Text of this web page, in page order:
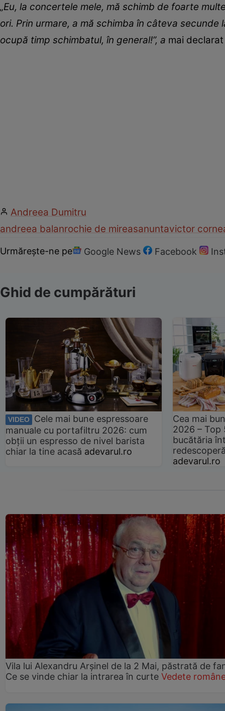
„Eu, la concertele mele, mă schimb de foarte
ori. Prin urmare, a mă schimba în câteva
ocupă timp schimbatul, în general!”, a mai
Andreea Dumitru
andreea balanrochie de mireasanuntavictor
Urmărește-ne pe Google News Facebook
Ghid de cumpărături
VIDEO
Cele mai bune espressoare
manuale cu portafiltru 2026: cum
obții un espresso de nivel barista
chiar la tine acasă adevarul.ro
Cea mai
2026 –
bucătăria
adevarul.ro
Vila lui Alexandru Arșinel de la 2 Mai, păstrată de
Ce se vinde chiar la intrarea în curte Vedete